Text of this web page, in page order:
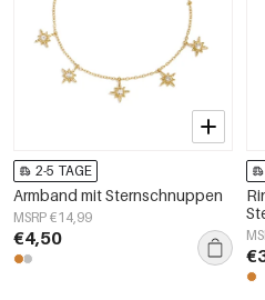
2-5 TAGE
Armband mit Sternschnuppen
MSRP €14,99
€4,50